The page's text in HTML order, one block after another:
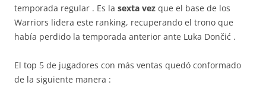
temporada regular . Es la sexta vez que el base de los
Warriors lidera este ranking, recuperando el trono que
había perdido la temporada anterior ante Luka Dončić .
El top 5 de jugadores con más ventas quedó conformado
de la siguiente manera :